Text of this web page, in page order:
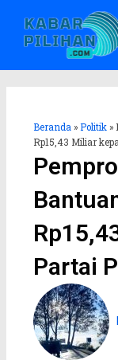
konten
Beranda » Politik»
Rp15,43 Miliar
Partai